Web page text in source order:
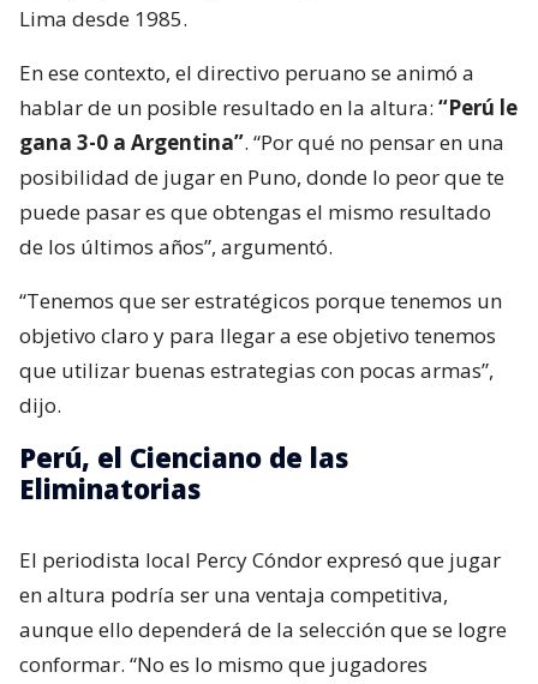
Lima desde 1985.
En ese contexto, el directivo peruano se animó a
hablar de un posible resultado en la altura: “Perú le
gana 3-0 a Argentina”. “Por qué no pensar en una
posibilidad de jugar en Puno, donde lo peor que te
puede pasar es que obtengas el mismo resultado
de los últimos años”, argumentó.
“Tenemos que ser estratégicos porque tenemos un
objetivo claro y para llegar a ese objetivo tenemos
que utilizar buenas estrategias con pocas armas”,
dijo.
Perú, el Cienciano de las
Eliminatorias
El periodista local Percy Cóndor expresó que jugar
en altura podría ser una ventaja competitiva,
aunque ello dependerá de la selección que se logre
conformar. “No es lo mismo que jugadores